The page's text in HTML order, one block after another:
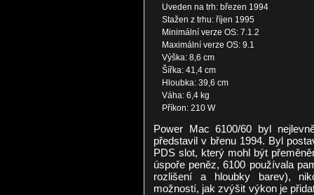
Uveden na trh: březen 1994
Stažen z trhu: říjen 1995
Minimální verze OS: 7.1.2
Maximální verze OS: 9.1
Výška: 8,6 cm
Šířka: 41,4 cm
Hloubka: 39,6 cm
Váha: 6,4 kg
Příkon: 210 W
Power Mac 6100/60 byl
představil v břenu 1994. Byl
PDS slot, který mohl být
úspoře peněz, 6100 používala
rozlišení a hloubky barev),
možností, jak zvýšit výkon je